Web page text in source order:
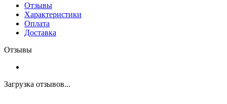
Отзывы
Характеристики
Оплата
Доставка
Отзывы
Загрузка отзывов...